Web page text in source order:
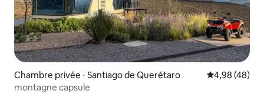
Chambre privée ⋅ Santiago de Querétaro Évaluation
4,98 (48)
montagne capsule